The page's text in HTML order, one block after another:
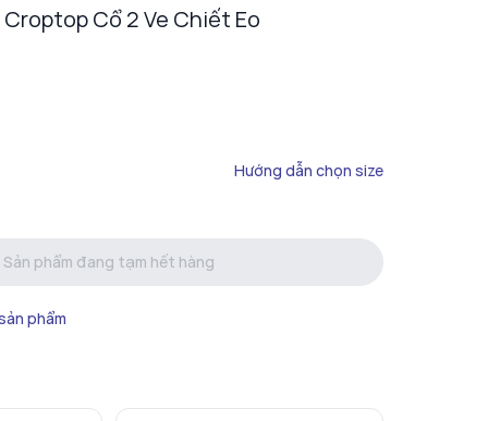
Croptop Cổ 2 Ve Chiết Eo
Hướng dẫn chọn size
Sản phẩm đang tạm hết hàng
phẩm